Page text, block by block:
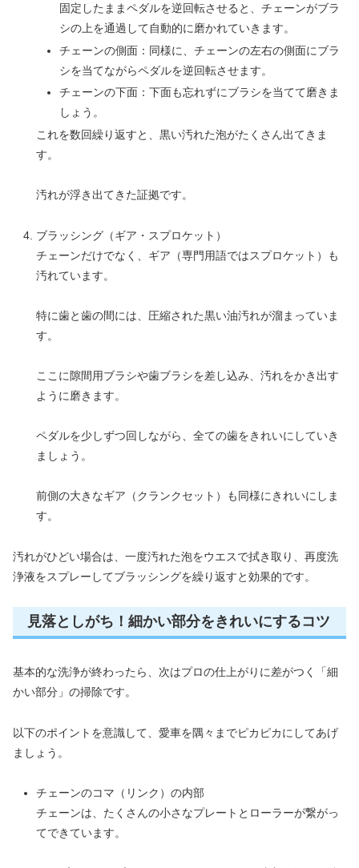
固定したままペダルを逆回転させると、チェーンがブラ
シの上を通過して自動的に磨かれていきます。
チェーンの側面：同様に、チェーンの左右の側面にブラ
シを当てながらペダルを逆回転させます。
チェーンの下面：下面も忘れずにブラシを当てて磨きま
しょう。
これを数回繰り返すと、黒い汚れた泡がたくさん出てきま
す。
汚れが浮き出てきた証拠です。
ブラッシング（ギア・スプロケット）
チェーンだけでなく、ギア（専門用語ではスプロケット）も
汚れています。
特に歯と歯の間には、圧縮された黒い油汚れが溜まっていま
す。
ここに隙間用ブラシや歯ブラシを差し込み、汚れをかき出す
ように磨きます。
ペダルを少しずつ回しながら、全ての歯をきれいにしていき
ましょう。
前側の大きなギア（クランクセット）も同様にきれいにしま
す。
汚れがひどい場合は、一度汚れた泡をウエスで拭き取り、再度洗
浄液をスプレーしてブラッシングを繰り返すと効果的です。
見落としがち！細かい部分をきれいにするコツ
基本的な洗浄が終わったら、次はプロの仕上がりに差がつく「細
かい部分」の掃除です。
以下のポイントを意識して、愛車を隅々までピカピカにしてあげ
ましょう。
チェーンのコマ（リンク）の内部
チェーンは、たくさんの小さなプレートとローラーが繋がっ
てできています。